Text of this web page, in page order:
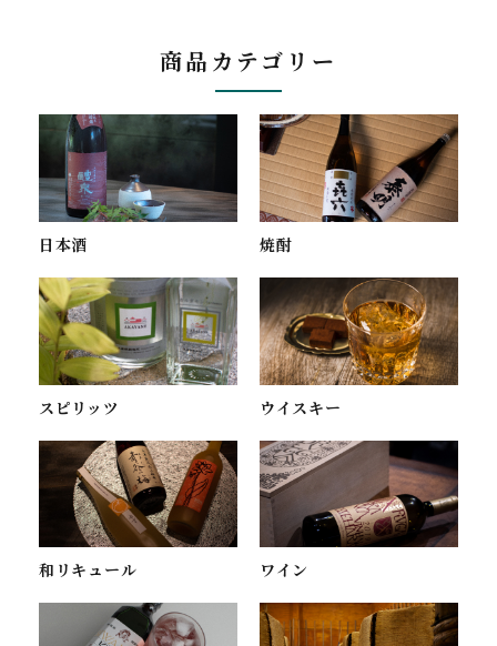
商品カテゴリー
日本酒 焼酎
スピリッツ ウイスキー
和リキュール ワイン